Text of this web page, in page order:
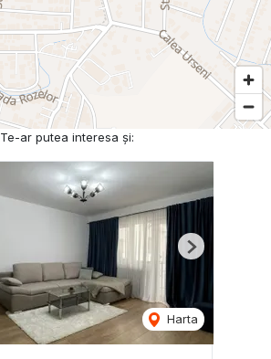
Te-ar putea interesa și:
Harta
Next